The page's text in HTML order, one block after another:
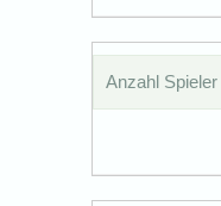
Anzahl Spieler